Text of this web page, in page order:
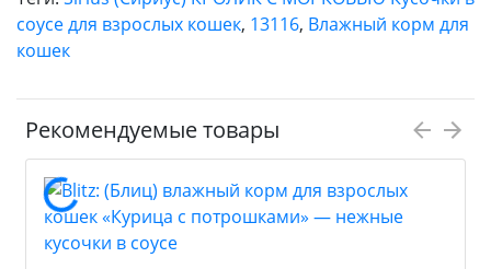
соусе для взрослых кошек, 13116, Влажный корм для
кошек
Рекомендуемые товары